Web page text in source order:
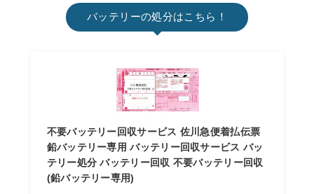
バッテリーの処分はこちら！
不要バッテリー回収サービス 佐川急便着払伝票
鉛バッテリー専用 バッテリー回収サービス バッ
テリー処分 バッテリー回収 不要バッテリー回収
(鉛バッテリー専用)